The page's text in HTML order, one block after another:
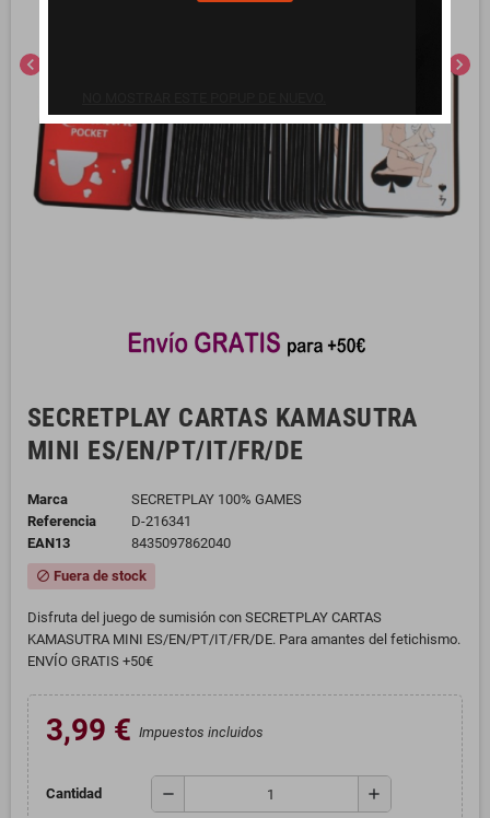
chevron_left chevron_right
SECRETPLAY CARTAS KAMASUTRA
MINI ES/EN/PT/IT/FR/DE
Marca
SECRETPLAY 100% GAMES
Referencia
D-216341
EAN13
8435097862040
block Fuera de stock
Disfruta del juego de sumisión con SECRETPLAY CARTAS
KAMASUTRA MINI ES/EN/PT/IT/FR/DE. Para amantes del fetichismo.
ENVÍO GRATIS +50€
3,99 € Impuestos incluidos
Cantidad remove add